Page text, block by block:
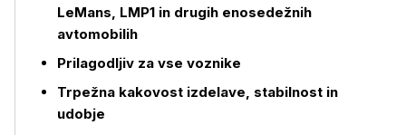
LeMans, LMP1 in drugih enosedežnih
avtomobilih
Prilagodljiv za vse voznike
Trpežna kakovost izdelave, stabilnost in
udobje